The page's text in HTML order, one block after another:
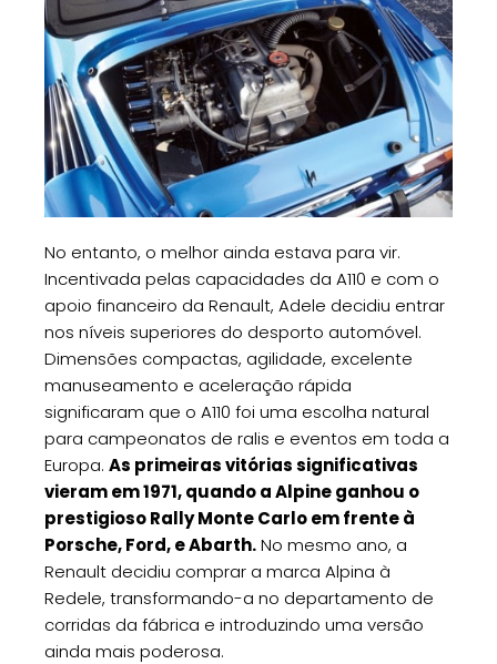
No entanto, o melhor ainda estava para vir.
Incentivada pelas capacidades da A110 e com o
apoio financeiro da Renault, Adele decidiu entrar
nos níveis superiores do desporto automóvel.
Dimensões compactas, agilidade, excelente
manuseamento e aceleração rápida
significaram que o A110 foi uma escolha natural
para campeonatos de ralis e eventos em toda a
Europa. As primeiras vitórias significativas
vieram em 1971, quando a Alpine ganhou o
prestigioso Rally Monte Carlo em frente à
Porsche, Ford, e Abarth.No mesmo ano, a
Renault decidiu comprar a marca Alpina à
Redele, transformando-a no departamento de
corridas da fábrica e introduzindo uma versão
ainda mais poderosa.